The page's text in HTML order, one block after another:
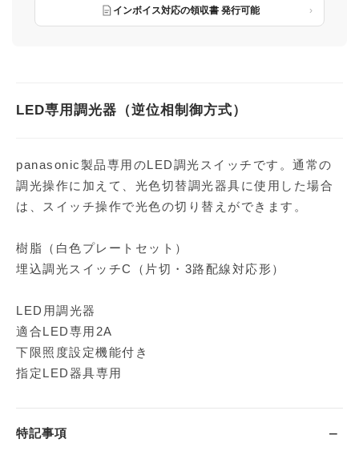
インボイス対応の領収書 発行可能
LED専用調光器（逆位相制御方式）
panasonic製品専用のLED調光スイッチです。通常の
調光操作に加えて、光色切替調光器具に使用した場合
は、スイッチ操作で光色の切り替えができます。
樹脂（白色プレートセット）
埋込調光スイッチC（片切・3路配線対応形）
LED用調光器
適合LED専用2A
下限照度設定機能付き
指定LED器具専用
特記事項